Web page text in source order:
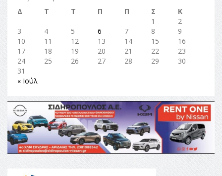
Δ
Τ Τ Π Π Σ
Κ
1
2
3
4 5 6 7 8
9
10
11 12 13 14 15
16
17
18 19 20 21 22
23
24
25 26 27 28 29
30
31
« Ιούλ